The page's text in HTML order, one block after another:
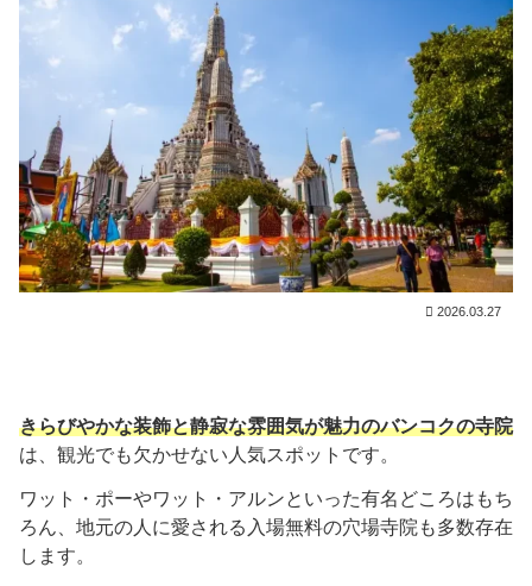
2026.03.27
きらびやかな装飾と静寂な雰囲気が魅力のバンコクの寺院
は、観光でも欠かせない人気スポットです。
ワット・ポーやワット・アルンといった有名どころはもち
ろん、地元の人に愛される入場無料の穴場寺院も多数存在
します。